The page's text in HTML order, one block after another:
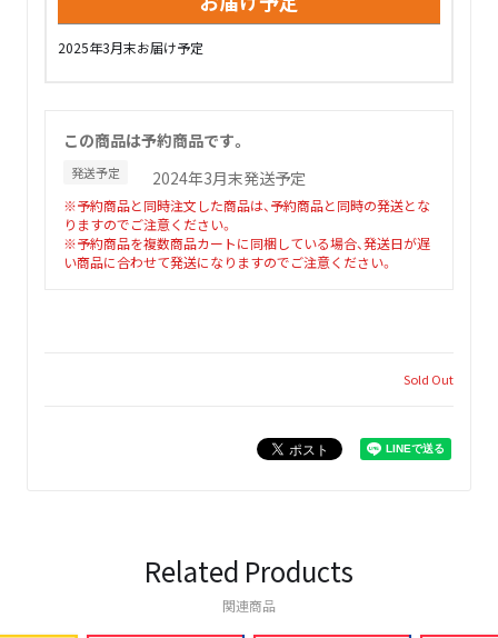
2025年3月末お届け予定
この商品は予約商品です。
発送予定 2024年3月末発送予定
※予約商品と同時注文した商品は、予約商品と同時の発送とな
りますのでご注意ください。
※予約商品を複数商品カートに同梱している場合、発送日が遅
い商品に合わせて発送になりますのでご注意ください。
Sold Out
Related Products
関連商品